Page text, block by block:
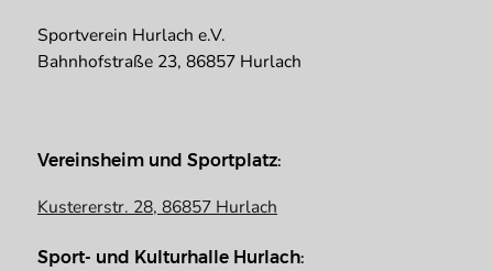
Sportverein Hurlach e.V.
Bahnhofstraße 23, 86857 Hurlach
Vereinsheim und Sportplatz:
Kustererstr. 28, 86857 Hurlach
Sport- und Kulturhalle Hurlach: